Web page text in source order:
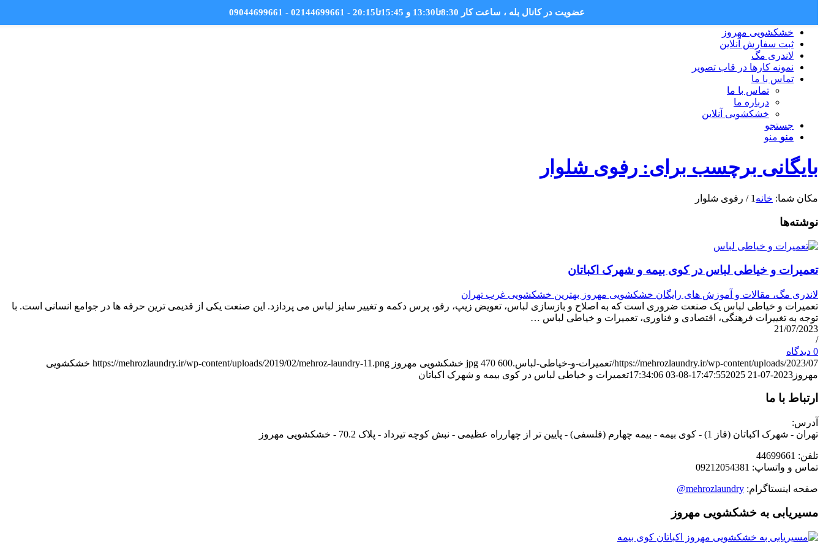
خشکشویی مهروز
ثبت سفارش آنلاین
لاندری مگ
نمونه کارها در قاب تصویر
تماس با ما
تماس با ما
درباره ما
خشکشویی آنلاین
جستجو
منو منو
بایگانی برچسب برای: رفوی شلوار
مکان شما: خانه 1
/ رفوی شلوار
نوشته‌ها
تعمیرات و خیاطی لباس در کوی بیمه و شهرک اکباتان
لاندری مگ، مقالات و آموزش های رایگان خشکشویی مهروز بهترین خشکشویی غرب تهران
تعمیرات و خیاطی لباس یک صنعت ضروری است که به اصلاح و بازسازی لباس، تعویض زیپ، رفو، پرس دکمه و تغییر سایز لباس می پردازد. این صنعت یکی از قدیمی ترین حرفه ها در جوامع انسانی است. با
توجه به تغییرات فرهنگی، اقتصادی و فناوری، تعمیرات و خیاطی لباس …
21/07/2023
/
0 دیدگاه
https://mehrozlaundry.ir/wp-content/uploads/2023/07/تعمیرات-و-خیاطی-لباس.jpg
470 600 خشکشویی مهروز https://mehrozlaundry.ir/wp-content/uploads/2019/02/mehroz-laundry-11.png خشکشویی
مهروز 2023-07-21 17:47:55
2025-08-03 17:34:06 تعمیرات و خیاطی لباس در کوی بیمه و شهرک اکباتان
ارتباط با ما
آدرس:
تهران - شهرک اکباتان (فاز 1) - کوی بیمه - بیمه چهارم (فلسفی) - پایین تر از چهارراه عظیمی - نبش کوچه تیرداد - پلاک 70.2 - خشکشویی مهروز
تلفن: 44699661
تماس و واتساپ: 09212054381
صفحه اینستاگرام: mehrozlaundry@
مسیریابی به خشکشویی مهروز
عضویت در کانال بله ، ساعت کار 8:30تا13:30 و 15:45تا20:15 - 02144699661 - 09044699661